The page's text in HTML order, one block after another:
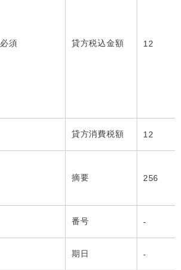
必須 貸方税込金額 12
貸方消費税額 12
摘要 256
番号 -
期日 -